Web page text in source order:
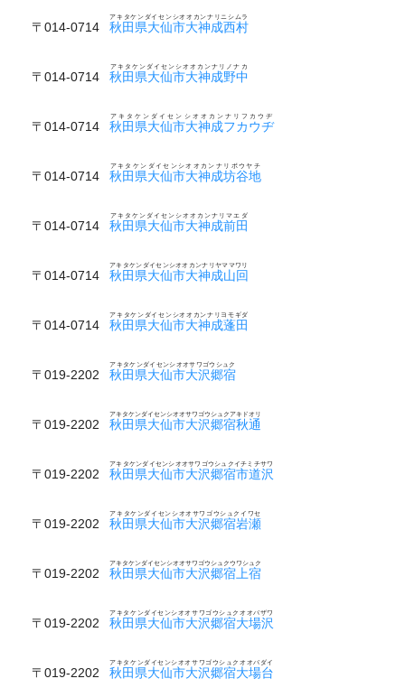
〒014-0714 秋田県大仙市大神成西村
アキタケンダイセンシオオカンナリニシムラ
〒014-0714 秋田県大仙市大神成野中
アキタケンダイセンシオオカンナリノナカ
〒014-0714 秋田県大仙市大神成フカウヂ
アキタケンダイセンシオオカンナリフカウヂ
〒014-0714 秋田県大仙市大神成坊谷地
アキタケンダイセンシオオカンナリボウヤチ
〒014-0714 秋田県大仙市大神成前田
アキタケンダイセンシオオカンナリマエダ
〒014-0714 秋田県大仙市大神成山回
アキタケンダイセンシオオカンナリヤママワリ
〒014-0714 秋田県大仙市大神成蓬田
アキタケンダイセンシオオカンナリヨモギダ
〒019-2202 秋田県大仙市大沢郷宿
アキタケンダイセンシオオサワゴウシュク
〒019-2202 秋田県大仙市大沢郷宿秋通
アキタケンダイセンシオオサワゴウシュクアキドオリ
〒019-2202 秋田県大仙市大沢郷宿市道沢
アキタケンダイセンシオオサワゴウシュクイチミチサワ
〒019-2202 秋田県大仙市大沢郷宿岩瀬
アキタケンダイセンシオオサワゴウシュクイワセ
〒019-2202 秋田県大仙市大沢郷宿上宿
アキタケンダイセンシオオサワゴウシュクウワシュク
〒019-2202 秋田県大仙市大沢郷宿大場沢
アキタケンダイセンシオオサワゴウシュクオオバザワ
〒019-2202 秋田県大仙市大沢郷宿大場台
アキタケンダイセンシオオサワゴウシュクオオバダイ